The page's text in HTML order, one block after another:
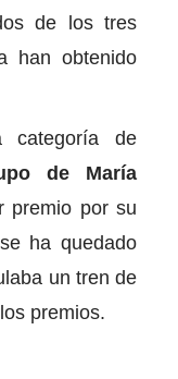
de los tres
han obtenido
de
de María
premio por su
ha quedado
un tren de
premios.